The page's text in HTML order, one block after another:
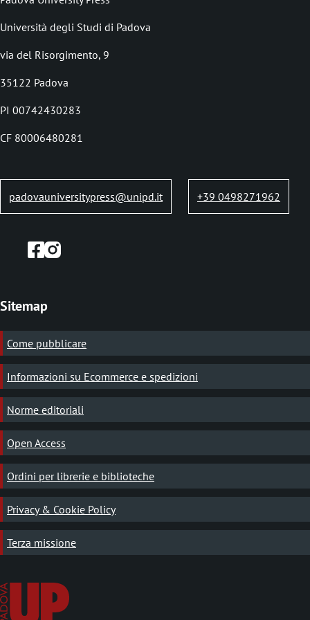
o
i
o
e
d
i
a
n
Università degli Studi di Padova
via del Risorgimento, 9
35122 Padova
PI 00742430283
CF 80006480281
padovauniversitypress@unipd.it +39 0498271962
Sitemap
Come pubblicare
Informazioni su Ecommerce e spedizioni
Norme editoriali
Open Access
Ordini per librerie e biblioteche
Privacy & Cookie Policy
Terza missione